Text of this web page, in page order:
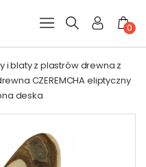
0
i blaty z plastrów drewna z
CZEREMCHA eliptyczny
deska